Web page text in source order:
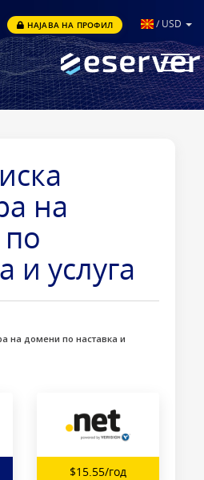
НАЈАВА НА ПРОФИЛ / USD
Toggle
на
и услуга
на домени по наставка и
$15.55/год